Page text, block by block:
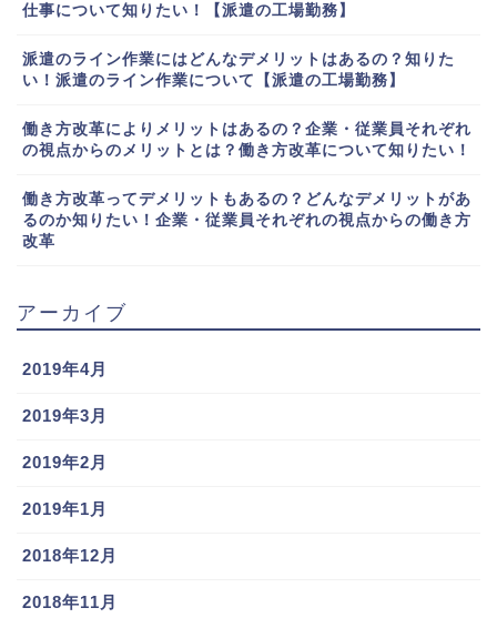
仕事について知りたい！【派遣の工場勤務】
派遣のライン作業にはどんなデメリットはあるの？知りた
い！派遣のライン作業について【派遣の工場勤務】
働き方改革によりメリットはあるの？企業・従業員それぞれ
の視点からのメリットとは？働き方改革について知りたい！
働き方改革ってデメリットもあるの？どんなデメリットがあ
るのか知りたい！企業・従業員それぞれの視点からの働き方
改革
アーカイブ
2019年4月
2019年3月
2019年2月
2019年1月
2018年12月
2018年11月